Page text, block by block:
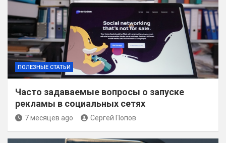
ПОЛЕЗНЫЕ СТАТЬИ
Часто задаваемые вопросы о запуске
рекламы в социальных сетях
7 месяцев ago Сергей Попов